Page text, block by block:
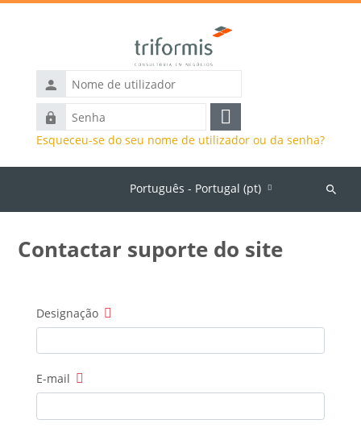
Nome
de
utilizador
Senha
Entrar
Esqueceu-se do seu nome de utilizador ou da senha?
Português - Portugal ‎(pt)‎
Contactar suporte do site
Designação
E-mail